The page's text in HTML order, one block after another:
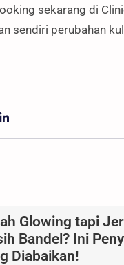
sekarang di
sendiri perubahan
Glowing tapi
Bandel? Ini
Diabaikan!